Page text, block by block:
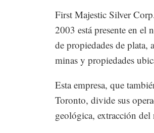
First Majestic Silver
2003 está presente en
de propiedades de
minas y propiedades
Esta empresa, que
Toronto, divide sus
geológica, extracción